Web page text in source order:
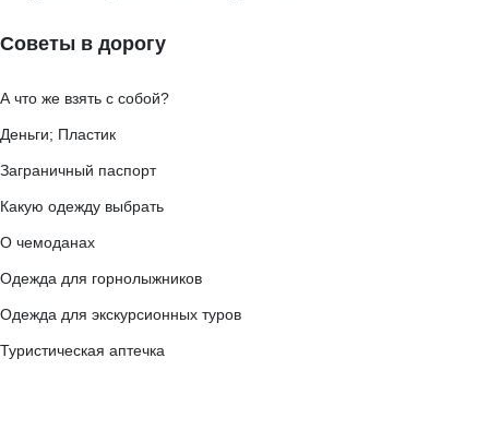
Советы в дорогу
А что же взять с собой?
Деньги; Пластик
Заграничный паспорт
Какую одежду выбрать
О чемоданах
Одежда для горнолыжников
Одежда для экскурсионных туров
Туристическая аптечка